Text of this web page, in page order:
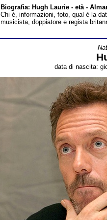
Biografia: Hugh Laurie - età -
Chi è, informazioni, foto, qual è la
musicista, doppiatore e regista
data di nascita: